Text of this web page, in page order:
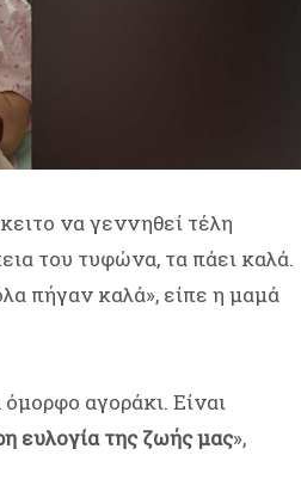
να γεννηθεί τέλη
του τυφώνα, τα πάει καλά.
πήγαν καλά», είπε η μαμά
αγοράκι. Είναι
ευλογία της ζωής μας»,